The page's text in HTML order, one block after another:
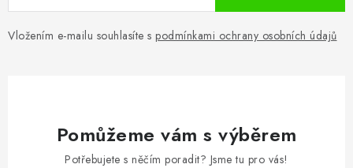
Vložením e-mailu souhlasíte s podmínkami ochrany osobních údajů
Pomůžeme vám s výběrem
Potřebujete s něčím poradit? Jsme tu pro vás!